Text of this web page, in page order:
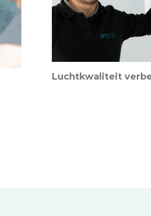
Luchtkwaliteit